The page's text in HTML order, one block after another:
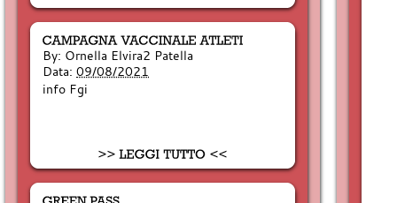
By: Ornella Elvira2 Patella
Data: 09/08/2021
info Fgi